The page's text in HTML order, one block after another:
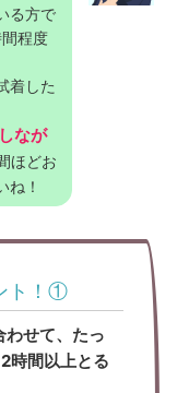
る方で
程度
着した
なが
ほどお
ね！
ト！①
わせて、たっ
時間以上とる